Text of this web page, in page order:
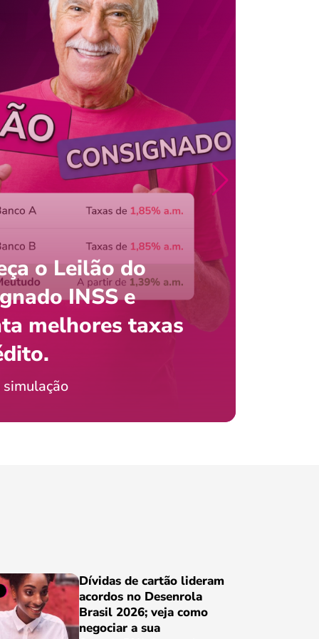
saldo do FGTS pelo
com o celular?
Jordão
o Leilão do
INSS e
melhores taxas
simulação
Dívidas de cartão lideram
acordos no Desenrola
Brasil 2026; veja como
negociar a sua